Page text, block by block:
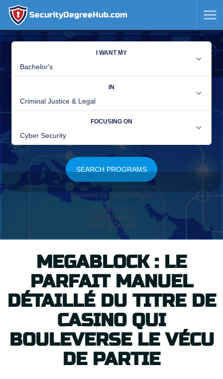
SecurityDegreeHub.com
SKIP
TO
CONTENT
MEGABLOCK : LE
PARFAIT MANUEL
DÉTAILLÉ DU TITRE DE
CASINO QUI
BOULEVERSE LE VÉCU
DE PARTIE